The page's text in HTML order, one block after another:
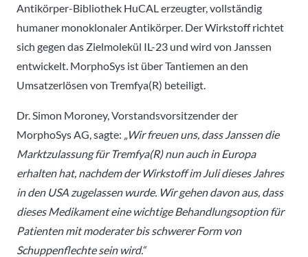
Antikörper-Bibliothek HuCAL erzeugter, vollständig
humaner monoklonaler Antikörper. Der Wirkstoff richtet
sich gegen das Zielmolekül IL-23 und wird von Janssen
entwickelt. MorphoSys ist über Tantiemen an den
Umsatzerlösen von Tremfya(R) beteiligt.
Dr. Simon Moroney, Vorstandsvorsitzender der
MorphoSys AG, sagte: „Wir freuen uns, dass Janssen die
Marktzulassung für Tremfya(R) nun auch in Europa
erhalten hat, nachdem der Wirkstoff im Juli dieses Jahres
in den USA zugelassen wurde. Wir gehen davon aus, dass
dieses Medikament eine wichtige Behandlungsoption für
Patienten mit moderater bis schwerer Form von
Schuppenflechte sein wird.“